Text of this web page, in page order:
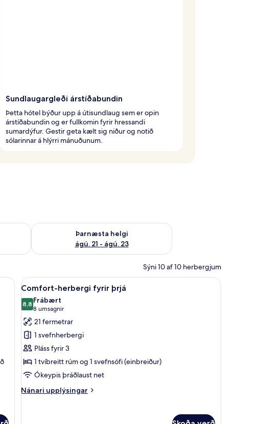
Sundlaugargleði árstíðabundin
Þetta hótel býður upp á útisundlaug sem er opin
árstíðabundin og er fullkomin fyrir hressandi
sumardýfur. Gestir geta kælt sig niður og notið
sólarinnar á hlýrri mánuðunum.
14 - ágú. 16
Þarnæsta helgi
ágú. 21 - ágú. 23
Athuga framboð þarnæstu helgi ágú. 21 - ágú. 23
Sýni 10 af 10 herbergjum
dúnsængur, rúm með „pillowtop“-dýnum, míníbar
Skoða
allar
myndir
fyrir
Comfort-
herbergi
fyrir
þrjá
Comfort-herbergi fyrir þrjá | Rúmföt af
5
Comfort-herbergi fyrir þrjá
8,88,8 af 10
Frábært
8 umsagnir
(8
umsagnir)
21 fermetrar
1 svefnherbergi
Pláss fyrir 3
1 tvíbreitt rúm og 1 svefnsófi (einbreiður)
Ókeypis þráðlaust net
Nánari upplýsingar
Nánari